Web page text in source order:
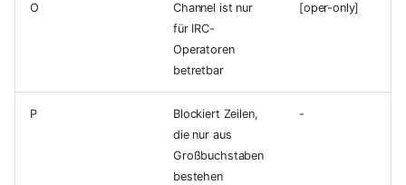
O
Channel ist nur
für IRC-
Operatoren
betretbar
[oper-only]
P
Blockiert Zeilen,
die nur aus
Großbuchstaben
bestehen
-